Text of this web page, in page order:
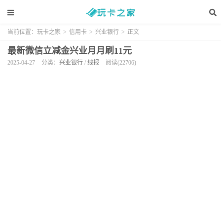
当前位置： 玩卡之家 > 信用卡 > 兴业银行 > 正文
最新微信立减金兴业月月刷11元
2025-04-27 分类： 兴业银行 / 线报 阅读(22706)